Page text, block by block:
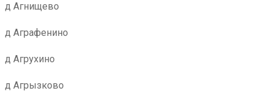
д Агнищево
д Аграфенино
д Агрухино
д Агрызково